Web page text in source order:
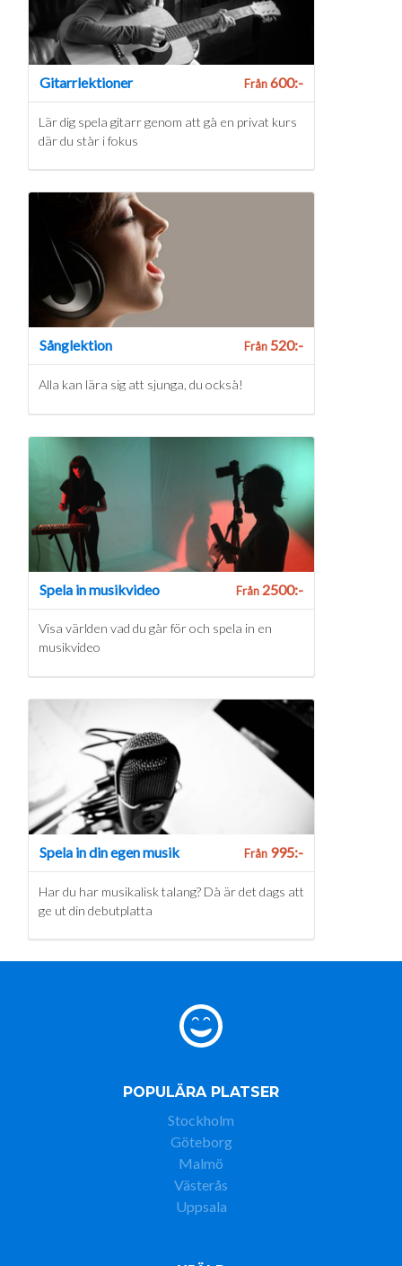
Gitarrlektioner Från600:-
Lär dig spela gitarr genom att gå en privat kurs
där du står i fokus
Sånglektion Från520:-
Alla kan lära sig att sjunga, du också!
Spela in musikvideo Från2500:-
Visa världen vad du går för och spela in en
musikvideo
Spela in din egen musik Från995:-
Har du har musikalisk talang? Då är det dags att
ge ut din debutplatta
POPULÄRA PLATSER
Stockholm
Göteborg
Malmö
Västerås
Uppsala